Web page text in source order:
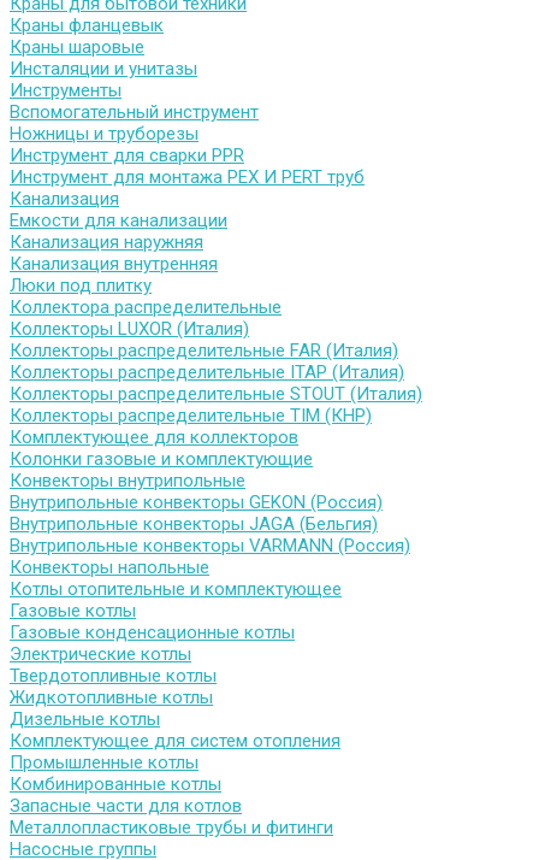
Краны фланцевык
Краны шаровые
Инсталяции и унитазы
Инструменты
Вспомогательный инструмент
Ножницы и труборезы
Инструмент для сварки PPR
Инструмент для монтажа PEX И PERT труб
Канализация
Емкости для канализации
Канализация наружняя
Канализация внутренняя
Люки под плитку
Коллектора распределительные
Коллекторы LUXOR (Италия)
Коллекторы распределительные FAR (Италия)
Коллекторы распределительные ITAP (Италия)
Коллекторы распределительные STOUT (Италия)
Коллекторы распределительные TIM (КНР)
Комплектующее для коллекторов
Колонки газовые и комплектующие
Конвекторы внутрипольные
Внутрипольные конвекторы GEKON (Россия)
Внутрипольные конвекторы JAGA (Бельгия)
Внутрипольные конвекторы VARMANN (Россия)
Конвекторы напольные
Котлы отопительные и комплектующее
Газовые котлы
Газовые конденсационные котлы
Электрические котлы
Твердотопливные котлы
Жидкотопливные котлы
Дизельные котлы
Комплектующее для систем отопления
Промышленные котлы
Комбинированные котлы
Запасные части для котлов
Металлопластиковые трубы и фитинги
Насосные группы